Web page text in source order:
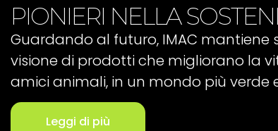
PIONIERI NELLA
Guardando al futuro, IMAC mantiene
visione di prodotti che migliorano la
amici animali, in un mondo più verde
Leggi di più